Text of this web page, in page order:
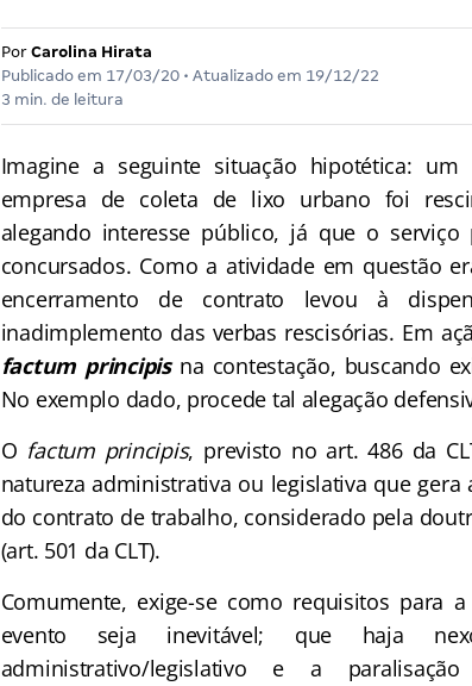
Por Carolina Hirata
Publicado em 17/03/20• Atualizado em 19/12/22
3 min. de leitura
Imagine a seguinte situação hipotética:
empresa de coleta de lixo urbano foi
alegando interesse público, já que o
concursados. Como a atividade em questão
encerramento de contrato levou à
inadimplemento das verbas rescisórias. Em
factum principisna contestação, buscando
No exemplo dado, procede tal alegação
O factum principis, previsto no art. 486 da
natureza administrativa ou legislativa que
do contrato de trabalho, considerado pela
(art. 501 da CLT).
Comumente, exige-se como requisitos para
evento seja inevitável; que haja
administrativo/legislativo e a